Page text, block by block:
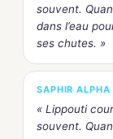
souvent.
dans l’eau
ses chutes. »
SAPHIR ALPHA
« Lippouti
souvent.